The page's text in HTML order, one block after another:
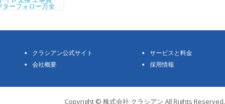
クラシアン公式サイト サービスと料金
会社概要 採用情報
Copyright © 株式会社 クラシアン All Rights Reserved.